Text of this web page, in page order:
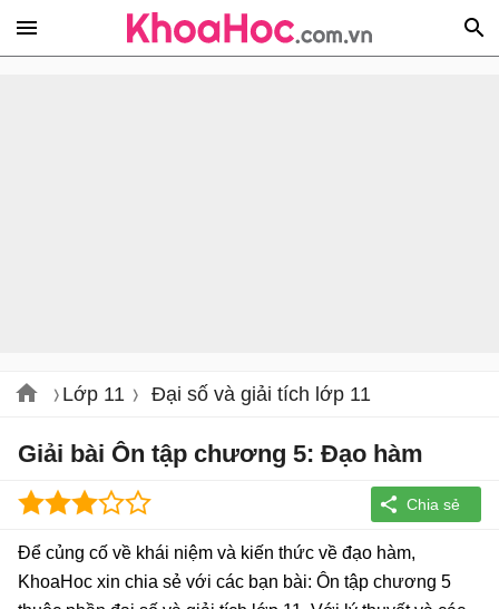
Lớp 11 Đại số và giải tích lớp 11
Giải bài Ôn tập chương 5: Đạo hàm
Để củng cố về khái niệm và kiến thức về đạo hàm,
KhoaHoc xin chia sẻ với các bạn bài: Ôn tập chương 5